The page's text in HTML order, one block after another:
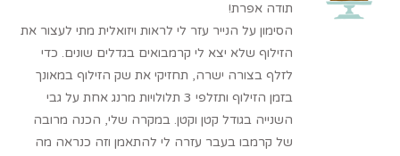
תודה אפרת!
הסימון על הנייר עזר לי לראות ויזואלית מתי לעצור את
הזילוף שלא יצא לי קרמבואים בגדלים שונים. כדי
לזלף בצורה ישרה, תחזיקי את שק הזילוף במאונך
בזמן הזילוף ותזלפי 3 תלולויות מרנג אחת על גבי
השנייה בגודל קטן וקטן. במקרה שלי, הכנה מרובה
של קרמבו בעבר עזרה לי להתאמן וזה כנראה מה